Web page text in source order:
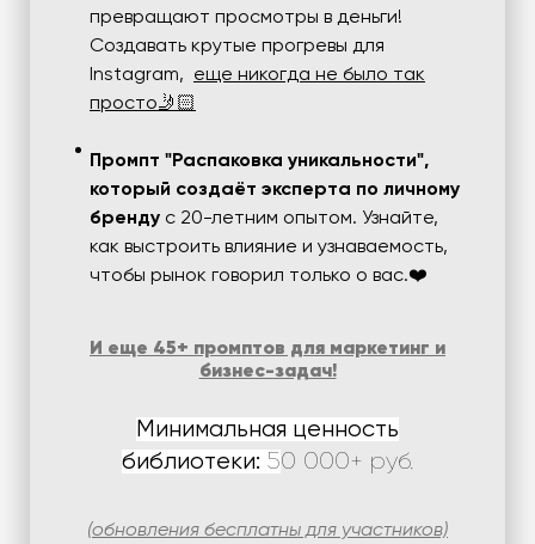
превращают просмотры в деньги!
Создавать крутые прогревы для
Instagram, еще никогда не было так
просто🤳🏻
Промпт "Распаковка уникальности",
который создаёт эксперта по личному
бренду с 20-летним опытом. Узнайте,
как выстроить влияние и узнаваемость,
чтобы рынок говорил только о вас.❤️
И еще 45+ промптов для маркетинг и
бизнес-задач!
Минимальная ценность
библиотеки: 50 000+ руб.
(обновления бесплатны для участников)